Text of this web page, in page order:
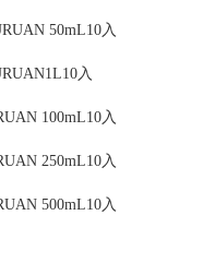
50mL10入
入
100mL10入
250mL10入
500mL10入